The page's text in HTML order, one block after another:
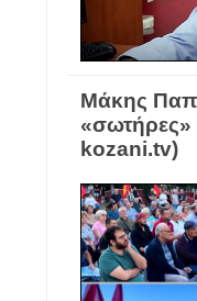
Μάκης
«σωτήρες»
kozani.tv)